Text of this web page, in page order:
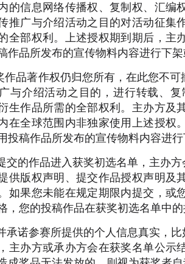
的信息网络传播权、复制权、汇编
推广与介绍活动之目的对活动征集
全部权利。上述授权期到期后，主
作品所发布的宣传物料内容进行下
作品著作权仍归您所有，在此您不
与介绍活动之目的，进行转载、
生作品所需的全部权利。主办方及
在全球范围内非独家使用上述授
投稿作品所发布的宣传物料内容进
交的作品进入获奖初选名单，主办
供版权声明、提交作品授权声明
如果您未能在规定期限内提交，或
，您的投稿作品在获奖初选名单中
承诺参赛所提供的个人信息真实，
主办方或承办方会在获奖名单公示